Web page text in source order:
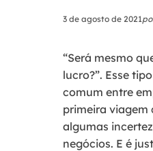
3 de agosto de 2021
“Será mesmo
lucro?”. Esse
comum entre
primeira viagem
algumas
negócios. E é